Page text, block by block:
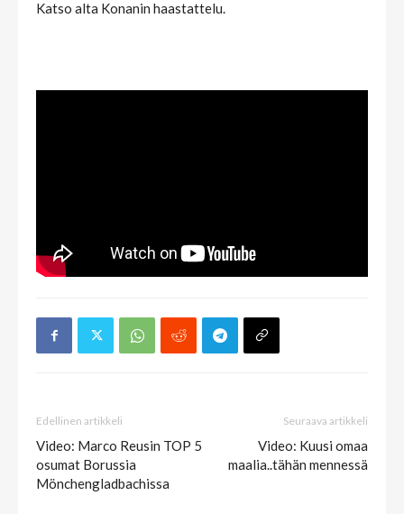
Katso alta Konanin haastattelu.
Edellinen artikkeli
Video: Marco Reusin TOP 5
osumat Borussia
Mönchengladbachissa
Seuraava artikkeli
Video: Kuusi omaa
maalia..tähän mennessä